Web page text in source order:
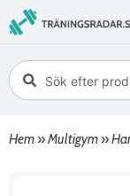
Hem »Multigym »